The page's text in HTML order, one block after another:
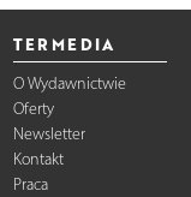
TERMEDIA
O Wydawnictwie
Oferty
Newsletter
Kontakt
Praca